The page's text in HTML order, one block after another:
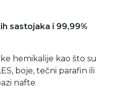
sastojaka i 99,99%
hemikalije kao što su
boje, tečni parafin ili
nafte